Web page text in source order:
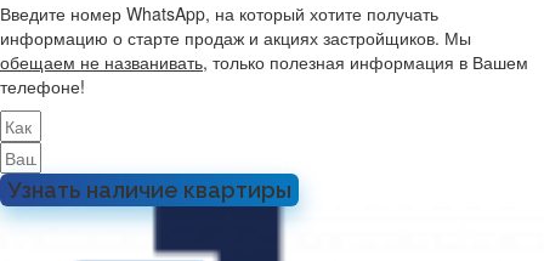
Введите номер WhatsApp, на который хотите получать
информацию о старте продаж и акциях застройщиков. Мы
обещаем не названивать, только полезная информация в Вашем
телефоне!
Узнать наличие квартиры